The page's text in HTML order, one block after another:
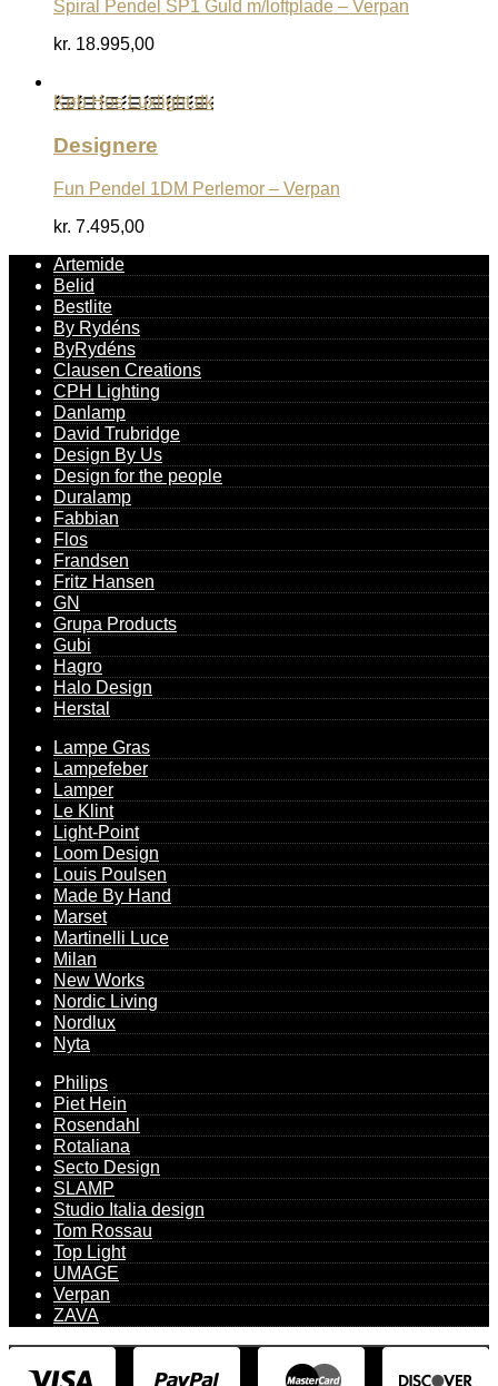
Spiral Pendel SP1 Guld m/loftplade – Verpan
kr. 18.995,00
Køb Hos Luxlight.dk
Designere
Fun Pendel 1DM Perlemor – Verpan
kr. 7.495,00
Artemide
Belid
Bestlite
By Rydéns
ByRydéns
Clausen Creations
CPH Lighting
Danlamp
David Trubridge
Design By Us
Design for the people
Duralamp
Fabbian
Flos
Frandsen
Fritz Hansen
GN
Grupa Products
Gubi
Hagro
Halo Design
Herstal
Lampe Gras
Lampefeber
Lamper
Le Klint
Light-Point
Loom Design
Louis Poulsen
Made By Hand
Marset
Martinelli Luce
Milan
New Works
Nordic Living
Nordlux
Nyta
Philips
Piet Hein
Rosendahl
Rotaliana
Secto Design
SLAMP
Studio Italia design
Tom Rossau
Top Light
UMAGE
Verpan
ZAVA